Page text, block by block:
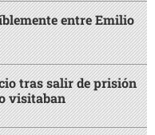
entre Emilio
tras salir de prisión
visitaban